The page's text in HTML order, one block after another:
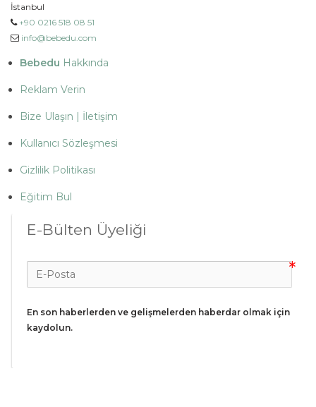
İstanbul
+90 0216 518 08 51
info@bebedu.com
Bebedu Hakkında
Reklam Verin
Bize Ulaşın | İletişim
Kullanıcı Sözleşmesi
Gizlilik Politikası
Eğitim Bul
E-Bülten Üyeliği
En son haberlerden ve gelişmelerden haberdar olmak için
kaydolun.